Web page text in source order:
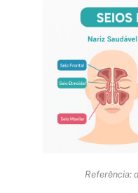
Referência: